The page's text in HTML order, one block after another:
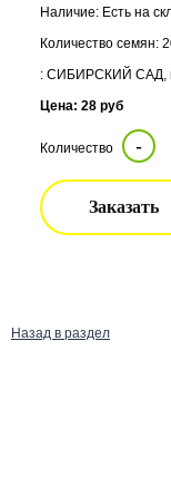
Наличие: Есть на
Количество семян:
: СИБИРСКИЙ САД,
Цена: 28 руб
Количество -
Заказать
Назад в раздел